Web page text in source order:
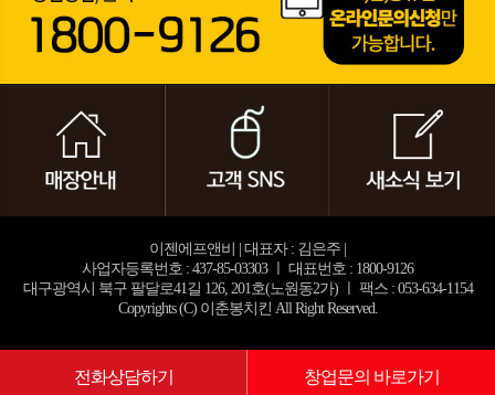
이젠에프앤비 | 대표자 : 김은주 |
사업자등록번호 : 437-85-03303 ㅣ 대표번호 : 1800-9126
대구광역시 북구 팔달로41길 126, 201호(노원동2가) ㅣ 팩스 : 053-634-1154
Copyrights (C) 이춘봉치킨 All Right Reserved.
전화상담하기 창업문의 바로가기